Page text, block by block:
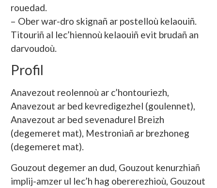
rouedad.
– Ober war-dro skignañ ar postelloù kelaouiñ.
Titouriñ al lec’hiennoù kelaouiñ evit brudañ an
darvoudoù.
Profil
Anavezout reolennoù ar c’hontouriezh,
Anavezout ar bed kevredigezhel (goulennet),
Anavezout ar bed sevenadurel Breizh
(degemeret mat), Mestroniañ ar brezhoneg
(degemeret mat).
Gouzout degemer an dud, Gouzout kenurzhiañ
implij-amzer ul lec’h hag obererezhioù, Gouzout